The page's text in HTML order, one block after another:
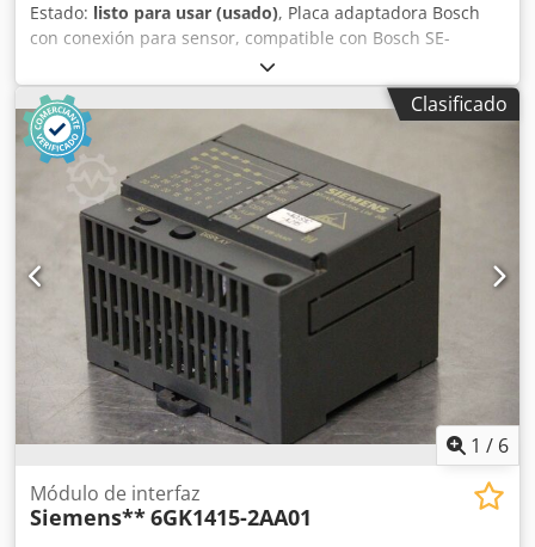
Estado: listo para usar (usado), Placa adaptadora Bosch
con conexión para sensor, compatible con Bosch SE-
LB3.075.030-00.000 / Sensor rotatorio ERN 221.2133-1000.
Artículo usado, en buen estado de conservación, 100 %
funcional. El alcance del suministro se indica en las fotos.
Credpfx Aszr Dc Djd Sjf
Clasificado
1 / 6
Módulo de interfaz
Siemens**6GK1415-2AA01